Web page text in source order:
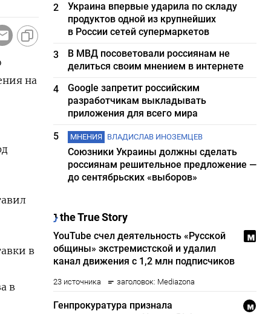
на
в
в
2
Украина впервые ударила по складу
продуктов одной из крупнейших
в России сетей супермаркетов
3
В МВД посоветовали россиянам не
делиться своим мнением в интернете
4
Google запретит российским
разработчикам выкладывать
приложения для всего мира
5
МНЕНИЯ ВЛАДИСЛАВ ИНОЗЕМЦЕВ
Союзники Украины должны сделать
россиянам решительное предложение —
до сентябрьских «выборов»